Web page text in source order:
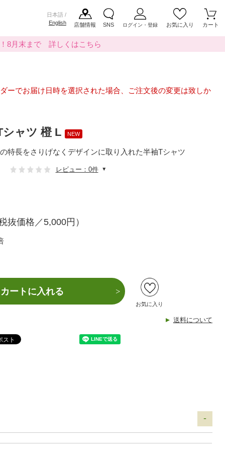
日本語 /
English
店舗情報 SNS ログイン・登録 お気に入り カート
8月末まで 詳しくはこちら
ーでお届け日時を選択された場合、ご注文後の変更は致しか
ャツ 橙 L NEW
特長をさりげなくデザインに取り入れた半袖Tシャツ
レビュー：0件
抜価格／5,000円）
カートに入れる
お気に入り
送料について